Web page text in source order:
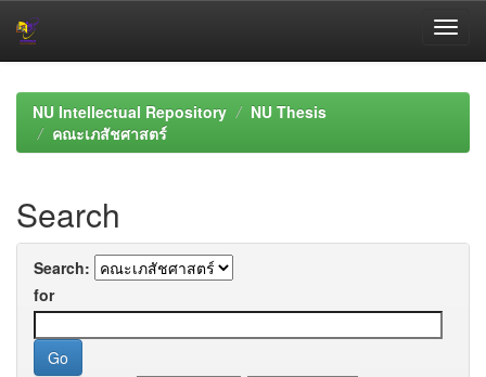
navigationNU Intellectual Repository
NU Thesis
คณะเภสัชศาสตร์
Search
Search:
for